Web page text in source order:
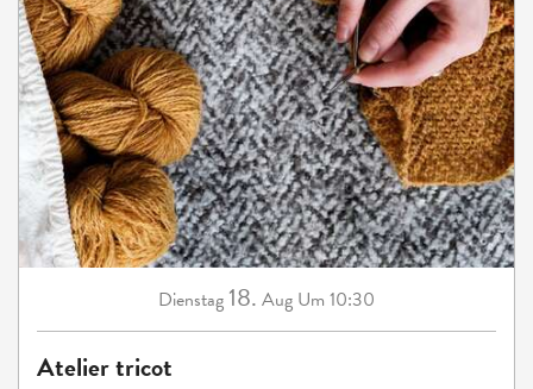
Dienstag 18. Aug Um 10:30
Atelier tricot